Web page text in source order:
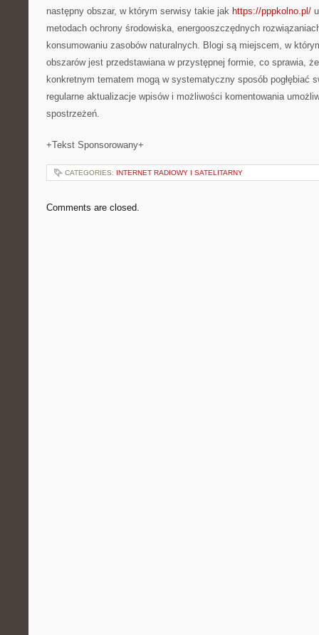
następny obszar, w którym serwisy takie jak https://pppkolno.pl/
metodach ochrony środowiska, energooszczędnych
konsumowaniu zasobów naturalnych. Blogi są miejscem, w
obszarów jest przedstawiana w przystępnej formie, co sprawia,
konkretnym tematem mogą w systematyczny sposób pogłębiać
regularne aktualizacje wpisów i możliwości komentowania
spostrzeżeń.
+Tekst Sponsorowany+
CATEGORIES: INTERNET RADIOWY I SATELITARNY
Comments are closed.